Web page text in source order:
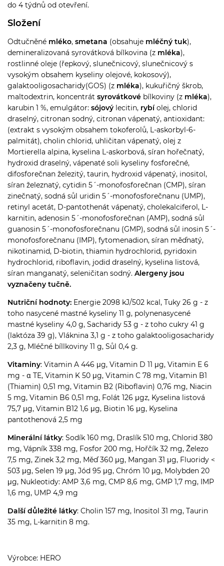
do 4 týdnů od otevření.
Složení
Odtučněné mléko, smetana (obsahuje mléčný tuk),
demineralizovaná syrovátková bílkovina (z mléka),
rostlinné oleje (řepkový, slunečnicový, slunečnicový s
vysokým obsahem kyseliny olejové, kokosový),
galaktooligosacharidy(GOS) (z mléka), kukuřičný škrob,
maltodextrin, koncentrát syrovátkové bílkoviny (z mléka),
karubin 1 %, emulgátor: sójový lecitin, rybíolej, chlorid
draselný, citronan sodný, citronan vápenatý, antioxidant:
(extrakt s vysokým obsahem tokoferolů, L-askorbyl-6-
palmitát), cholin chlorid, uhličitan vápenatý, olej z
Mortierella alpina, kyselina L-askorbová, síran hořečnatý,
hydroxid draselný, vápenaté soli kyseliny fosforečné,
difosforečnan železitý, taurin, hydroxid vápenatý, inositol,
síran železnatý, cytidin 5´-monofosforečnan (CMP), síran
zinečnatý, sodná sůl uridin 5´-monofosforečnanu (UMP),
retinyl acetát, D-pantothenát vápenatý, cholekalciferol, L-
karnitin, adenosin 5´-monofosforečnan (AMP), sodná sůl
guanosin 5´-monofosforečnanu (GMP), sodná sůl inosin 5´-
monofosforečnanu (IMP), fytomenadion, síran měďnatý,
nikotinamid, D-biotin, thiamin hydrochlorid, pyridoxin
hydrochlorid, riboflavin, jodid draselný, kyselina listová,
síran manganatý, seleničitan sodný. Alergeny jsou
vyznačeny tučně.
Nutriční hodnoty: Energie 2098 kJ/502 kcal, Tuky 26 g - z
toho nasycené mastné kyseliny 11 g, polynenasycené
mastné kyseliny 4,0 g, Sacharidy 53 g - z toho cukry 41 g
(laktóza 39 g), Vláknina 3,1 g - z toho galaktooligosacharidy
2,3 g, Mléčné bíllkoviny 11 g, Sůl 0,4 g.
Vitaminy: Vitamin A 446 μg, Vitamin D 11 μg, Vitamin E 6
mg - α TE, Vitamin K 50 μg, Vitamin C 78 mg, Vitamin B1
(Thiamin) 0,51 mg, Vitamin B2 (Riboflavin) 0,76 mg, Niacin
5 mg, Vitamin B6 0,51 mg, Folát 126 μgz, Kyselina listová
75,7 μg, Vitamin B12 1,6 μg, Biotin 16 μg, Kyselina
pantothenová 2,5 mg
Minerální látky: Sodík 160 mg, Draslík 510 mg, Chlorid 380
mg, Vápník 338 mg, Fosfor 200 mg, Hořčík 32 mg, Železo
7,5 mg, Zinek 3,2 mg, Měď 360 μg, Mangan 31 μg, Fluoridy <
503 μg, Selen 19 μg, Jód 95 μg, Chróm 10 μg, Molybden 20
μg, Nukleotidy: AMP 3,6 mg, CMP 8,6 mg, GMP 1,7 mg, IMP
1,6 mg, UMP 4,9 mg
Další důležité látky: Cholin 157 mg, Inositol 31 mg, Taurin
35 mg, L-karnitin 8 mg.
Výrobce: HERO